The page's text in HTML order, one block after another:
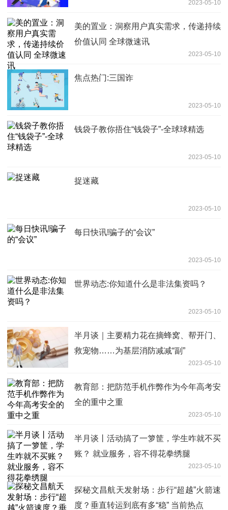
2023-05-10
美的置业：洞察用户真实需求，传递持续
价值认同 全球微速讯
2023-05-10
焦点热门:三国诈
2023-05-10
钱袋子教你捂住“钱袋子”-全球球精选
2023-05-10
捉迷藏
2023-05-10
每日快讯!骗子的“会议”
2023-05-10
世界动态:你知道什么是非法集资吗？
2023-05-10
半月谈｜主要精力花在摘蜂窝、帮开门、
救宠物……为基层消防减减“副”
2023-05-10
教育部：把防范手机作弊作为今年高考安
全的重中之重
2023-05-10
半月谈丨活动搞了一箩筐，学生咋就不买
账？ 就业服务，容不得花拳绣腿
2023-05-10
探秘文昌航天发射场：步行“超越”火箭速
度？垂直转运到底有多“稳” 当前热点